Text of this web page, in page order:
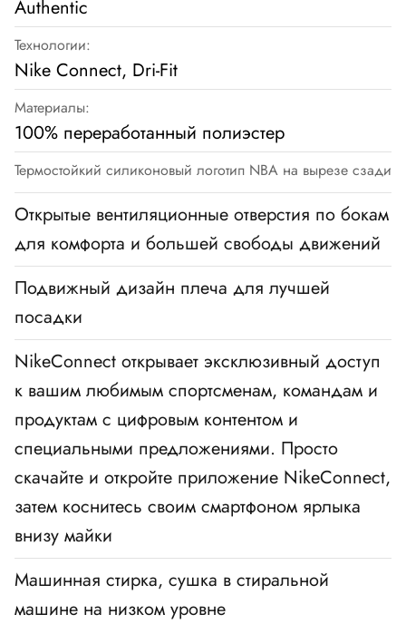
Authentic
Технологии:
Nike Connect, Dri-Fit
Материалы:
100% переработанный полиэстер
Термостойкий силиконовый логотип NBA на вырезе сзади
Открытые вентиляционные отверстия по бокам
для комфорта и большей свободы движений
Подвижный дизайн плеча для лучшей
посадки
NikeConnect открывает эксклюзивный доступ
к вашим любимым спортсменам, командам и
продуктам c цифровым контентом и
специальными предложениями. Просто
скачайте и откройте приложение NikeConnect,
затем коснитесь своим смартфоном ярлыка
внизу майки
Машинная стирка, сушка в стиральной
машине на низком уровне